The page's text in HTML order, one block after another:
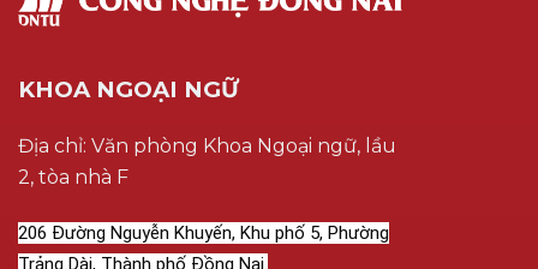
KHOA NGOẠI NGỮ
Địa chỉ: Văn phòng Khoa Ngoại ngữ, lầu
2, tòa nhà F
206 Đường Nguyễn Khuyến, Khu phố 5, Phường
Trảng Dài, Thành phố Đồng Nai.